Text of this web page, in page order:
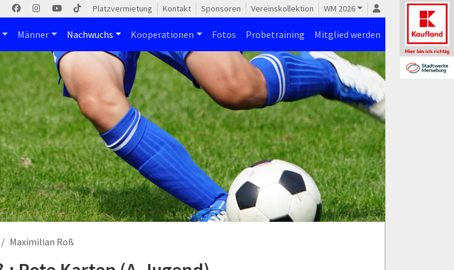
Platzvermietung Kontakt Sponsoren Vereinskollektion WM 2026
Männer Nachwuchs Kooperationen Fotos Probetraining Mitglied werden
Maximilian Roß